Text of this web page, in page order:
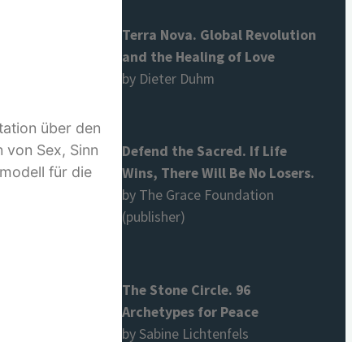
über den
Sex, Sinn
für die
Terra Nova. Global Revolution
and the Healing of Love
by Dieter Duhm
Defend the Sacred. If Life
Wins, There Will Be No Losers.
by The Grace Foundation
(publisher)
The Stone Circle. 96
Archetypes for Peace
by Sabine Lichtenfels